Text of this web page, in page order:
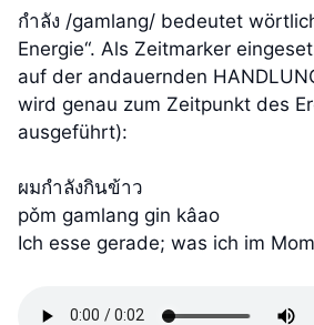
กำลัง /gamlang/ bedeutet
Energie“. Als Zeitmarker
auf der andauernden
wird genau zum Zeitpunkt des
ausgeführt):
ผมกำลังกินข้าว
pǒm gamlang gin kâao
Ich esse gerade; was ich im